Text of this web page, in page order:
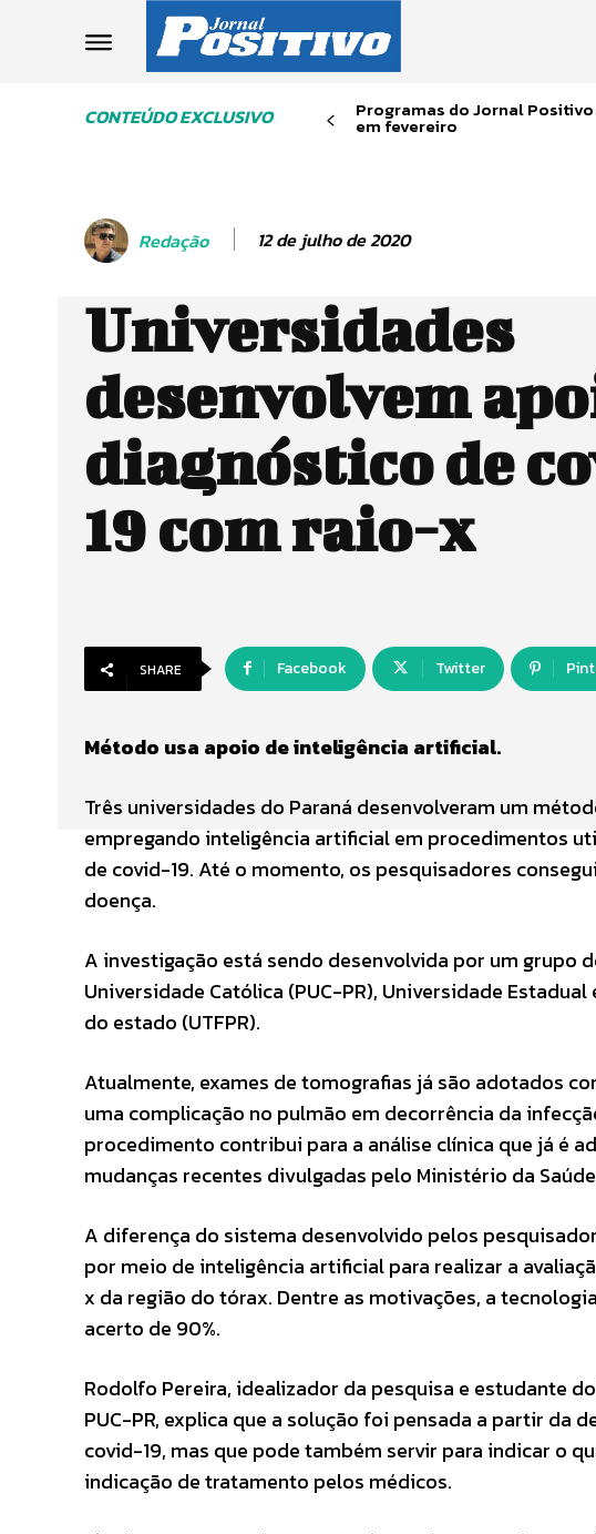
CONTEÚDO EXCLUSIVO Programas do Jornal
em fevereiro
Redação 12 de julho de 2020
Universidades
desenvolvem
diagnóstico de
19 com raio-x
SHARE Facebook Twitter
Método usa apoio de inteligência artificial.
Três universidades do Paraná desenvolveram um
empregando inteligência artificial em procedimentos
de covid-19. Até o momento, os pesquisadores
doença.
A investigação está sendo desenvolvida por um
Universidade Católica (PUC-PR), Universidade
do estado (UTFPR).
Atualmente, exames de tomografias já são adotados
uma complicação no pulmão em decorrência da
procedimento contribui para a análise clínica que já é
mudanças recentes divulgadas pelo Ministério da
A diferença do sistema desenvolvido pelos
por meio de inteligência artificial para realizar a
x da região do tórax. Dentre as motivações, a
acerto de 90%.
Rodolfo Pereira, idealizador da pesquisa e estudante
PUC-PR, explica que a solução foi pensada a partir da
covid-19, mas que pode também servir para indicar o
indicação de tratamento pelos médicos.